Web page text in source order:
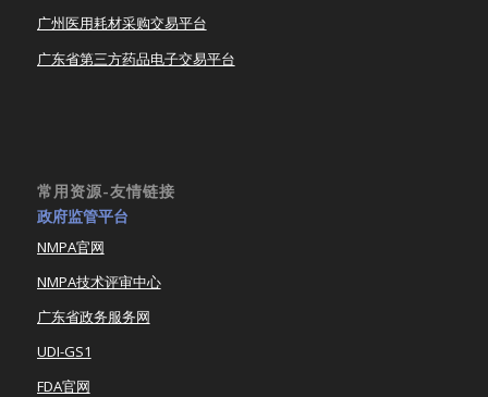
广州医用耗材采购交易平台
广东省第三方药品电子交易平台
常用资源-友情链接
政府监管平台
NMPA官网
NMPA技术评审中心
广东省政务服务网
UDI-GS1
FDA官网